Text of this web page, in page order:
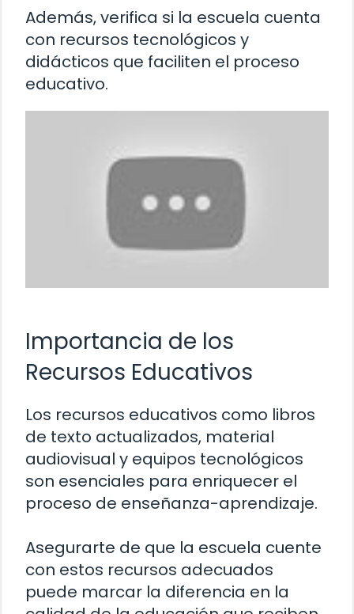
Además, verifica si la escuela cuenta
con recursos tecnológicos y
didácticos que faciliten el proceso
educativo.
Importancia de los
Recursos Educativos
Los recursos educativos como libros
de texto actualizados, material
audiovisual y equipos tecnológicos
son esenciales para enriquecer el
proceso de enseñanza-aprendizaje.
Asegurarte de que la escuela cuente
con estos recursos adecuados
puede marcar la diferencia en la